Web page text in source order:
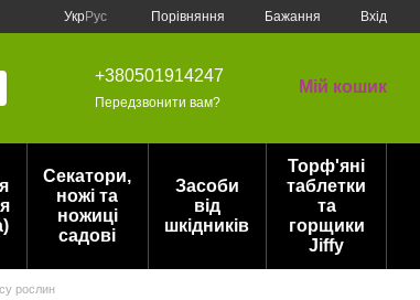
УкрРус Порівняння Бажання Вхід
+380501914247
Передзвонити вам?
Мій кошик
Секатори,
ножі та
ножиці
садові
Засоби
від
шкідників
Торф'яні
таблетки
та
горщики
Jiffy
рослин